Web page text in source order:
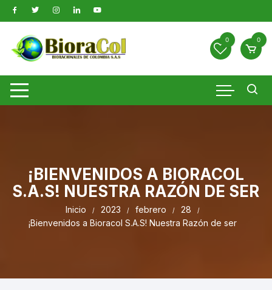
0 0
¡BIENVENIDOS A BIORACOL
S.A.S! NUESTRA RAZÓN DE SER
Inicio 2023 febrero
28
¡Bienvenidos a Bioracol S.A.S! Nuestra Razón de ser